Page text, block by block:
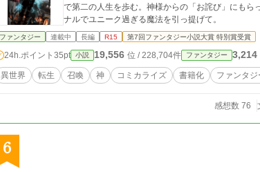
で第二の人生を歩む。神様からの「お詫び」にも
ナルでユニーク過ぎる魔法を引っ提げて。
ファンタジー 連載中 長編 R15 第7回ファンタジー小説大賞 特別賞受賞
24h.ポイント 35pt 小説 19,556 位 / 228,704件 ファンタジー 3,214
異世界 転生 召喚 神 コミカライズ 書籍化 ファンタジ
感想数 76
6